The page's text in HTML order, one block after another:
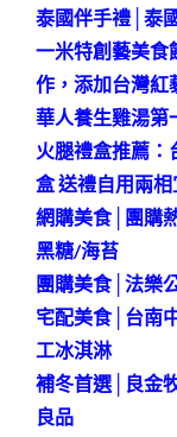
泰國伴手禮│泰
一米特創藝美食
作，添加台灣紅
華人養生雞湯第
火腿禮盒推薦：
盒 送禮自用兩相
網購美食│團購
黑糖/海苔
團購美食│法樂
宅配美食│台南
工冰淇淋
補冬首選│良金
良品